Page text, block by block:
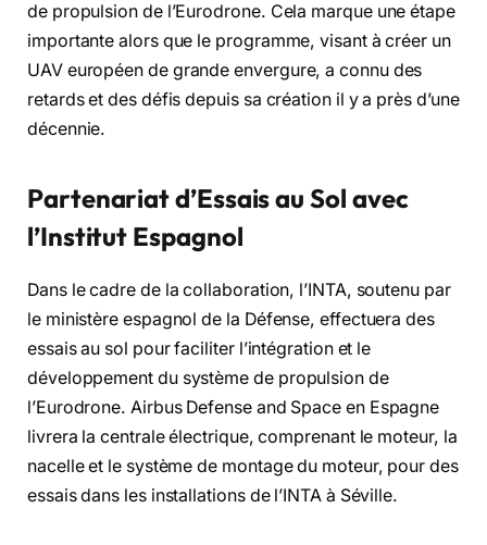
de propulsion de l’Eurodrone. Cela marque une étape
importante alors que le programme, visant à créer un
UAV européen de grande envergure, a connu des
retards et des défis depuis sa création il y a près d’une
décennie.
Partenariat d’Essais au Sol avec
l’Institut Espagnol
Dans le cadre de la collaboration, l’INTA, soutenu par
le ministère espagnol de la Défense, effectuera des
essais au sol pour faciliter l’intégration et le
développement du système de propulsion de
l’Eurodrone. Airbus Defense and Space en Espagne
livrera la centrale électrique, comprenant le moteur, la
nacelle et le système de montage du moteur, pour des
essais dans les installations de l’INTA à Séville.